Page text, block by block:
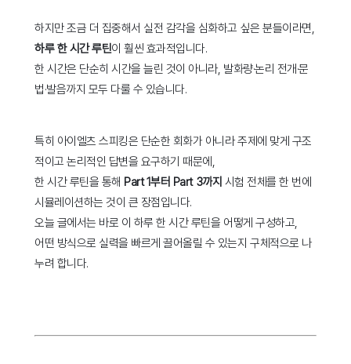
하지만 조금 더 집중해서 실전 감각을 심화하고 싶은 분들이라면,
하루 한 시간 루틴이 훨씬 효과적입니다.
한 시간은 단순히 시간을 늘린 것이 아니라, 발화량·논리 전개·문
법·발음까지 모두 다룰 수 있습니다.
특히 아이엘츠 스피킹은 단순한 회화가 아니라 주제에 맞게 구조
적이고 논리적인 답변을 요구하기 때문에,
한 시간 루틴을 통해 Part 1부터 Part 3까지 시험 전체를 한 번에
시뮬레이션하는 것이 큰 장점입니다.
오늘 글에서는 바로 이 하루 한 시간 루틴을 어떻게 구성하고,
어떤 방식으로 실력을 빠르게 끌어올릴 수 있는지 구체적으로 나
누려 합니다.